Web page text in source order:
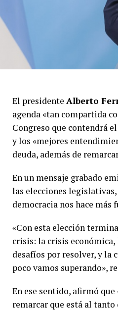
El presidente Alberto
agenda «tan compartida
Congreso que contendrá
y los «mejores
deuda, además de
En un mensaje grabado
las elecciones legislativas,
democracia nos hace más
«Con esta elección
crisis: la crisis económica,
desafíos por resolver, y la
poco vamos superando»,
En ese sentido, afirmó que
remarcar que está al